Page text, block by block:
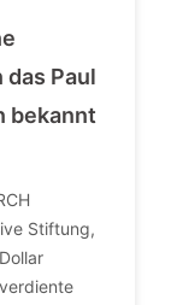
das Paul
bekannt
Stiftung,